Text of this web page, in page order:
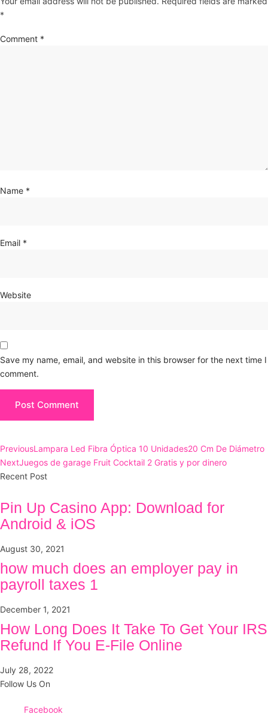
*
Comment *
Name *
Email *
Website
Save my name, email, and website in this browser for the next time I
comment.
PreviousLampara Led Fibra Óptica 10 Unidades20 Cm De Diámetro
NextJuegos de garage Fruit Cocktail 2 Gratis y por dinero
Recent Post
Pin Up Casino App: Download for
Android & iOS
August 30, 2021
how much does an employer pay in
payroll taxes 1
December 1, 2021
How Long Does It Take To Get Your IRS
Refund If You E-File Online
July 28, 2022
Follow Us On
Facebook